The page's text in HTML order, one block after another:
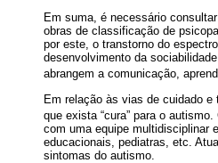
Em suma, é necessário
obras de classificação de
por este, o transtorno do
desenvolvimento da
abrangem a comunicação,
Em relação às vias de cuidado
que exista “cura” para o autismo.
com uma equipe multidisciplinar
educacionais, pediatras, etc.
sintomas do autismo.